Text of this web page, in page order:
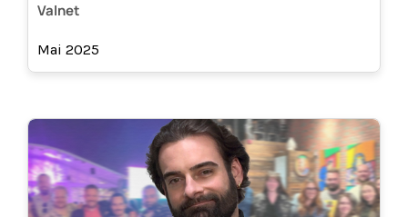
Valnet
Mai 2025